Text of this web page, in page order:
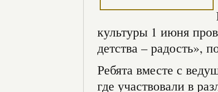
культуры 1 июня
детства – радость»,
Ребята вместе с
где участвовали в